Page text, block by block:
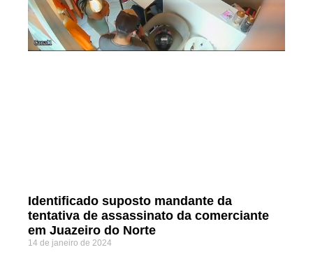
Identificado suposto mandante da
tentativa de assassinato da comerciante
em Juazeiro do Norte
14 de janeiro de 2024